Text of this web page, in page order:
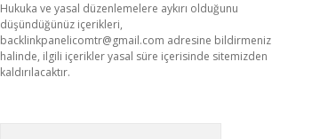
Hukuka ve yasal düzenlemelere aykırı olduğunu
düşündüğünüz içerikleri,
backlinkpanelicomtr@gmail.com adresine bildirmeniz
halinde, ilgili içerikler yasal süre içerisinde sitemizden
kaldırılacaktır.